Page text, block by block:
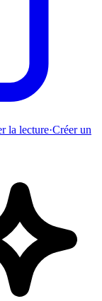
la lecture·Créer un